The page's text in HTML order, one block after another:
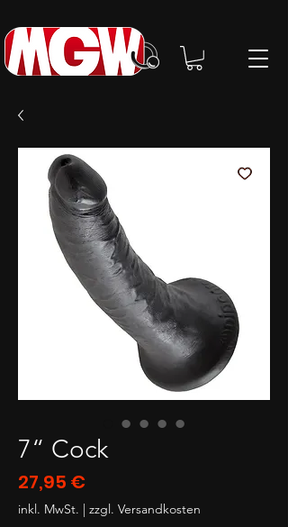
7“ Cock
27,95 €
inkl. MwSt. | zzgl. Versandkosten